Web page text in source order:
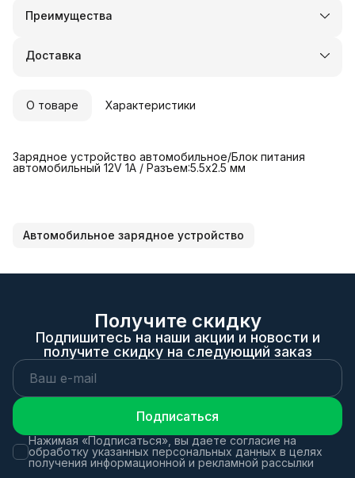
Преимущества
Оплата частями в Сплит
Удобный возврат
Доставка
О товаре Характеристики
Зарядное устройство автомобильное/Блок питания
автомобильный 12V 1A / Разъем:5.5x2.5 мм
Автомобильное зарядное устройство
Получите скидку
Подпишитесь на наши акции и новости и
получите скидку на следующий заказ
Подписаться
Нажимая «Подписаться», вы даете согласие на
обработку указанных персональных данных в целях
получения информационной и рекламной рассылки